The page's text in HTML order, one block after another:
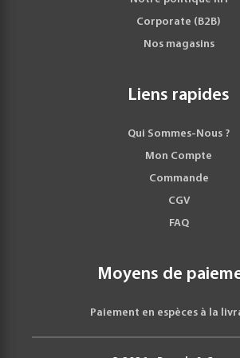
Plus facile et plus intelligent
LED pour indiquer la puissance/
Corporate (B2B)
Nos magasins
Liens rapides
Qui Sommes-Nous ?
Mon Compte
Commande
CGV
FAQ
Moyens de
Paiement en espèces à la